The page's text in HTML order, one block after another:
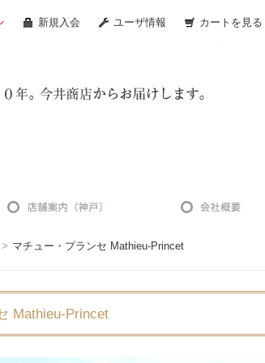
新規入会 ユーザ情報 カートを見る
> マチュー・プランセ Mathieu-Princet
Mathieu-Princet